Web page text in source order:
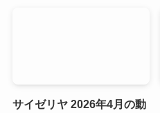
サイゼリヤ 2026年4月の動